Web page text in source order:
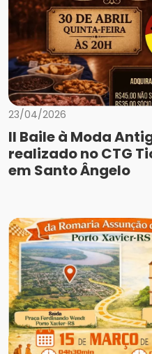
23/04/2026
II Baile à Moda
realizado no CTG
em Santo Ângelo